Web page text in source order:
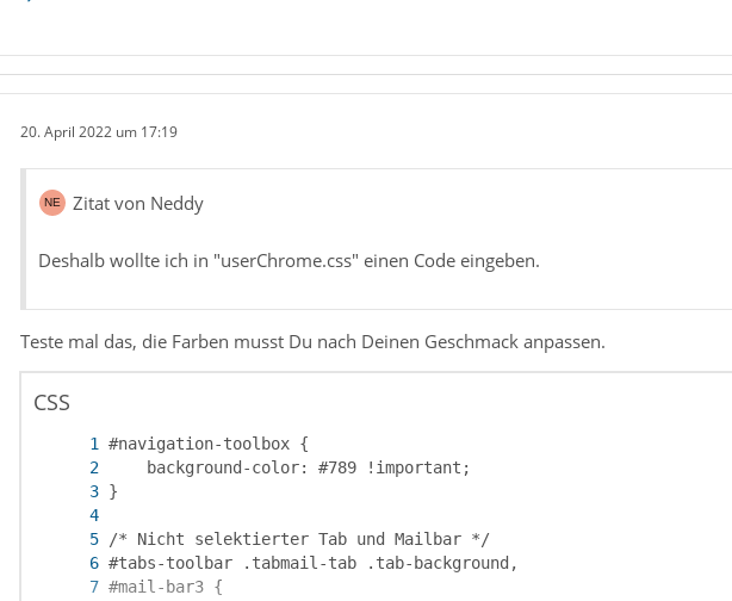
20. April 2022 um 17:19
Zitat von Neddy
Deshalb wollte ich in "userChrome.css" einen Code eingeben.
Teste mal das, die Farben musst Du nach Deinen Geschmack anpassen.
CSS
/* Nicht selektierter Tab und Mailbar */